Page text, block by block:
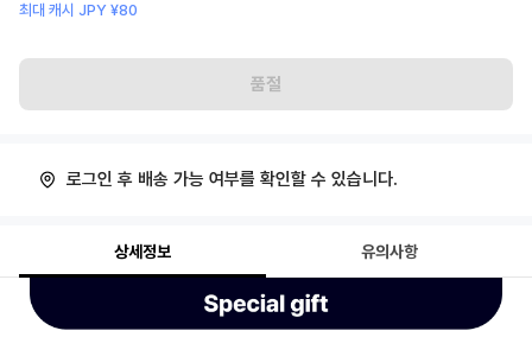
최대 캐시 JPY ¥80
품절
로그인 후 배송 가능 여부를 확인할 수 있습니다.
상세정보 유의사항